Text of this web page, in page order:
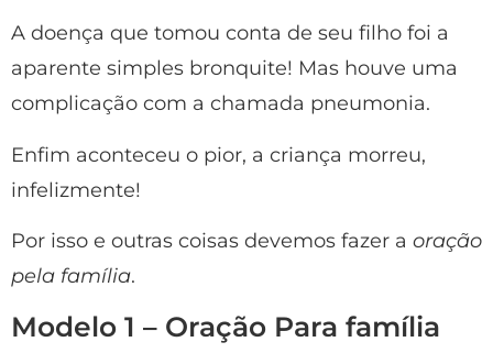
A doença que tomou conta de seu filho foi a
aparente simples bronquite! Mas houve uma
complicação com a chamada pneumonia.
Enfim aconteceu o pior, a criança morreu,
infelizmente!
Por isso e outras coisas devemos fazer a oração
pela família.
Modelo 1 – Oração Para família